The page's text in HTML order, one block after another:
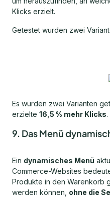
Klicks erzielt.
Getestet wurden zwei
Es wurden zwei Varianten
erzielte 16,5 % mehr Klicks.
9. Das Menü
Ein dynamisches Menü
Commerce-Websites
Produkte in den Warenkorb
werden können, ohne die